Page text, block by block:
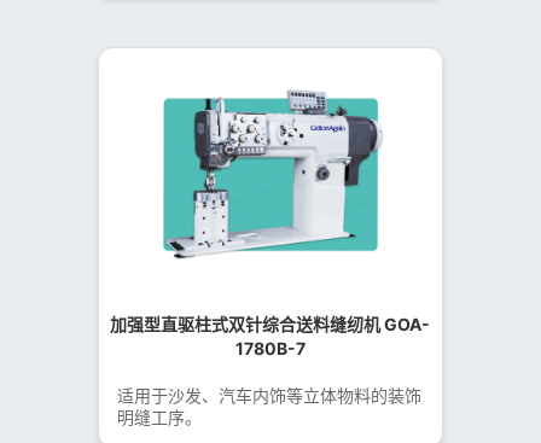
加强型直驱柱式双针综合送料缝纫机 GOA-
1780B-7
适用于沙发、汽车内饰等立体物料的装饰
明缝工序。